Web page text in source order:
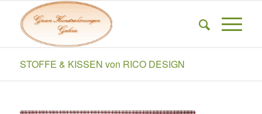
STOFFE & KISSEN von RICO DESIGN